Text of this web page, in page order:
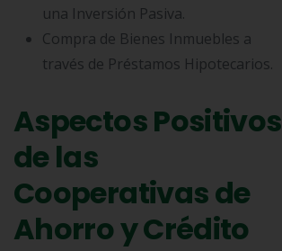
una Inversión Pasiva.
Compra de Bienes Inmuebles a
través de Préstamos Hipotecarios.
Aspectos Positivos
de las
Cooperativas de
Ahorro y Crédito